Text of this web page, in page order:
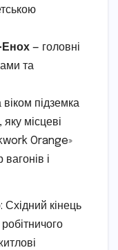
Енох — головні
та
віком підземка
місцеві
Orange»
і
кінець